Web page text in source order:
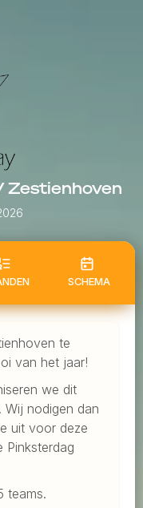
SCHEMA
te
van het jaar!
we dit
nodigen dan
uit voor deze
Pinksterdag
teams.